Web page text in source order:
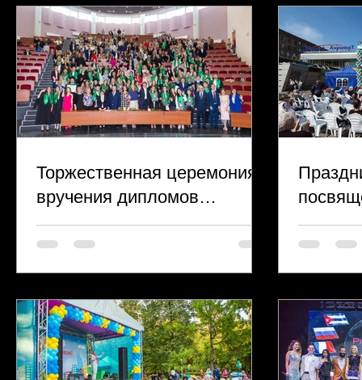
Торжественная церемония
вручения дипломов
магистров выпускникам
Экономического факультета
МГУ
для